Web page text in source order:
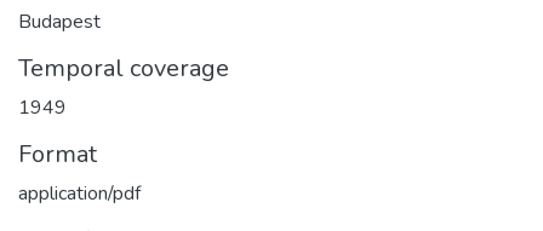
Budapest
Temporal coverage
1949
Format
application/pdf